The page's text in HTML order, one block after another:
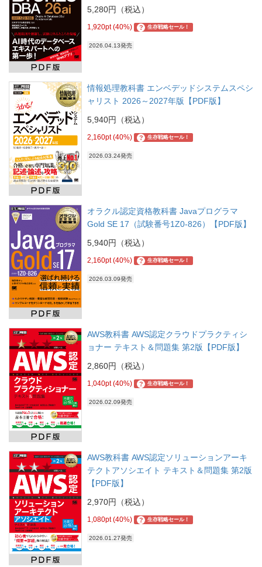
5,280円（税込）
1,920pt (40%) ? 生存戦略セール！
2026.04.13発売
情報処理教科書 エンベデッドシステムスペシ
ャリスト 2026～2027年版【PDF版】
5,940円（税込）
2,160pt (40%) ? 生存戦略セール！
2026.03.24発売
オラクル認定資格教科書 Javaプログラマ
Gold SE 17（試験番号1Z0-826）【PDF版】
5,940円（税込）
2,160pt (40%) ? 生存戦略セール！
2026.03.09発売
AWS教科書 AWS認定クラウドプラクティシ
ョナー テキスト＆問題集 第2版【PDF版】
2,860円（税込）
1,040pt (40%) ? 生存戦略セール！
2026.02.09発売
AWS教科書 AWS認定ソリューションアーキ
テクトアソシエイト テキスト＆問題集 第2版
【PDF版】
2,970円（税込）
1,080pt (40%) ? 生存戦略セール！
2026.01.27発売